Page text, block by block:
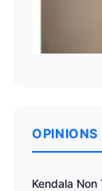
OPINIONS
Kendala